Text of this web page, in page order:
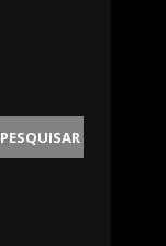
PESQUISAR